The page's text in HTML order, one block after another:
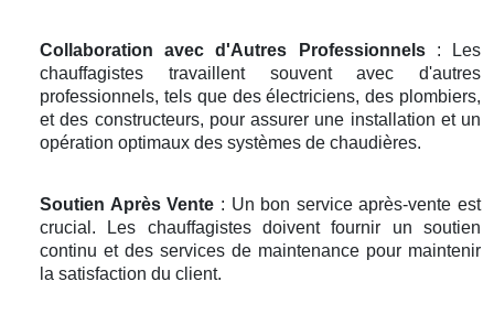
Collaboration avec d'Autres Professionnels: Les
chauffagistes travaillent souvent avec d'autres
professionnels, tels que des électriciens, des plombiers,
et des constructeurs, pour assurer une installation et un
opération optimaux des systèmes de chaudières.
Soutien Après Vente : Un bon service après-vente est
crucial. Les chauffagistes doivent fournir un soutien
continu et des services de maintenance pour maintenir
la satisfaction du client.